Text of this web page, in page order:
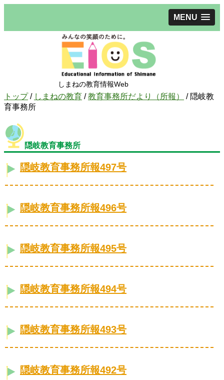
MENU
しまねの教育情報Web
現
在
位
置：
トップ/ しまねの教育 /教育事務所だより（所報） / 隠岐教
育事務所
隠岐教育事務所
隠岐教育事務所報497号
隠岐教育事務所報496号
隠岐教育事務所報495号
隠岐教育事務所報494号
隠岐教育事務所報493号
隠岐教育事務所報492号